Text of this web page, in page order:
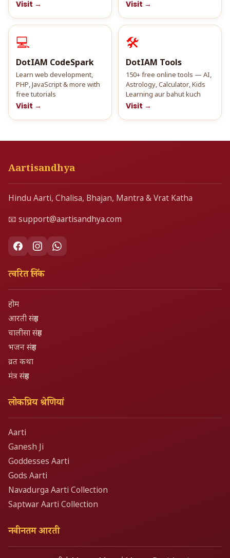
Visit → Visit →
💻
DotIAM CodeSpark
Learn web development,
PHP, JavaScript & more with
free tutorials
Visit →
🛠️
DotIAM Tools
150+ free online tools — AI,
Astrology, Calculator, Kids
Learning aur bahut kuch
Visit →
Aartisandhya
Hindu Aarti, Chalisa, Bhajan, Mantra & Vrat Katha
📧 support@aartisandhya.com
त्वरित लिंक
होम
आरती संग्रह
चालीसा संग्रह
भजन संग्रह
व्रत कथा
मंत्र संग्रह
लोकप्रिय श्रेणियां
Aarti
Ganesh Ji
Goddesses Aarti
Gods Aarti
Navadurga Aarti Collection
Saptwar Aarti Collection
नवीनतम आरती